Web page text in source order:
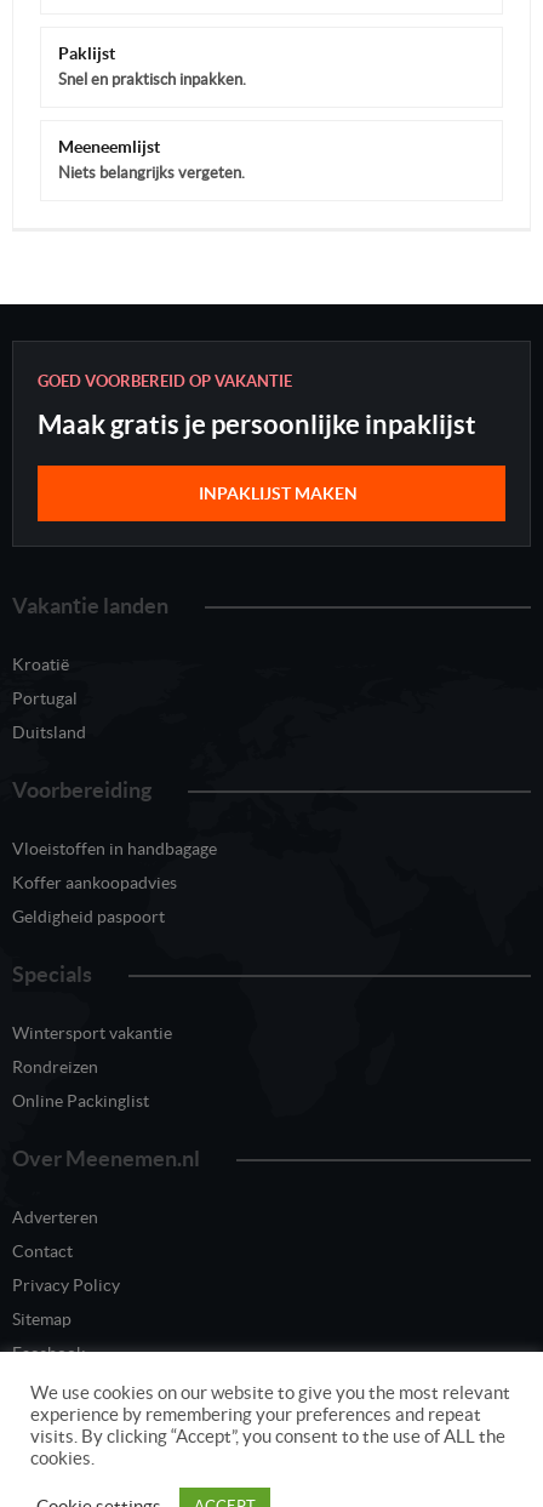
Paklijst
Snel en praktisch inpakken.
Meeneemlijst
Niets belangrijks vergeten.
GOED VOORBEREID OP VAKANTIE
Maak gratis je persoonlijke inpaklijst
INPAKLIJST MAKEN
Vakantie landen
Kroatië
Portugal
Duitsland
Voorbereiding
Vloeistoffen in handbagage
Koffer aankoopadvies
Geldigheid paspoort
Specials
Wintersport vakantie
Rondreizen
Online Packinglist
Over Meenemen.nl
Adverteren
Contact
Privacy Policy
Sitemap
Facebook
Twitter
Content eigendom van www.meenemen.nl
We use cookies on our website to give you the most relevant
experience by remembering your preferences and repeat
visits. By clicking “Accept”, you consent to the use of ALL the
cookies.